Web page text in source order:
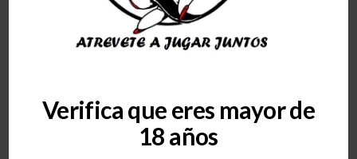
Verifica que eres mayor de
18 años
ANTERIOR